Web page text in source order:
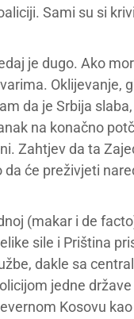
Sami su si
je dugo. Ako
Oklijevanje,
da je Srbija
na konačno
Zahtjev da ta
da će preživjeti
(makar i de
sile i Priština
dakle sa
jedne
Kosovu